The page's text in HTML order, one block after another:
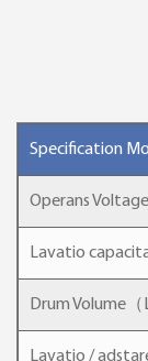
Specification
Operans
Lavatio
Drum Volume（
Lavatio /